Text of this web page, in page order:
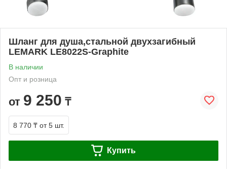
Шланг для душа,стальной двухзагибный
LEMARK LE8022S-Graphite
В наличии
Опт и розница
от 9 250 ₸
8 770 ₸ от 5 шт.
Купить